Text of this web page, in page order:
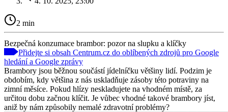
2 min
Bezpečná konzumace brambor: pozor na slupku a klíčky
Přidejte si obsah Centrum.cz do oblíbených zdrojů pro Google
hledání a Google zprávy
Brambory jsou běžnou součástí jídelníčku většiny lidí. Podzim je
obdobím, kdy většina z nás uskladňuje zásoby této potraviny na
zimní měsíce. Pokud hlízy neskladujete na vhodném místě, za
určitou dobu začnou klíčit. Je vůbec vhodné takové brambory jíst,
aniž by nám způsobily nemalé zdravotní problémy?